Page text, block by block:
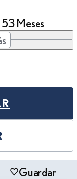
53 Meses
Guardar